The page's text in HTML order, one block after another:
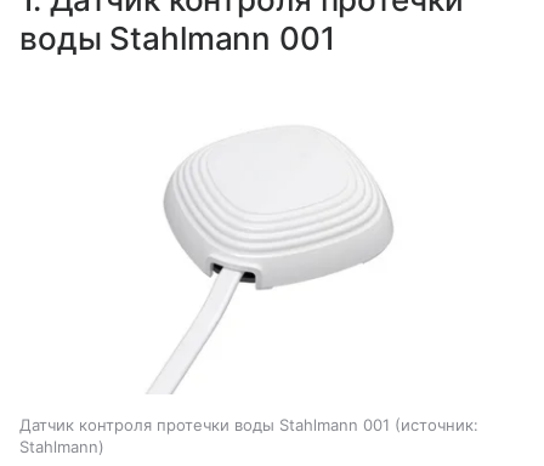
воды Stahlmann 001
Датчик контроля протечки воды Stahlmann 001
источник:
Stahlmann